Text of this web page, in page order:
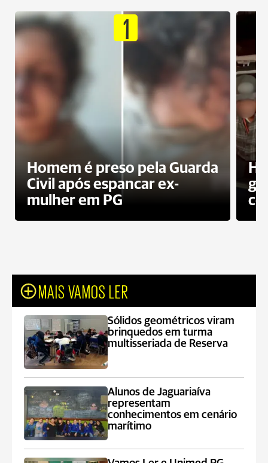
1
Homem é preso pela Guarda
Civil após espancar ex-
mulher em PG
MAIS VAMOS LER
Sólidos geométricos viram
brinquedos em turma
multisseriada de Reserva
Alunos de Jaguariaíva
representam
conhecimentos em cenário
marítimo